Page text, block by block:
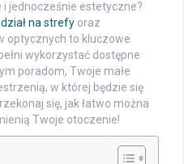
i jednocześnie estetyczne?
na strefy oraz
optycznych to kluczowe
wykorzystać dostępne
poradom, Twoje małe
w której będzie się
się, jak łatwo można
Twoje otoczenie!